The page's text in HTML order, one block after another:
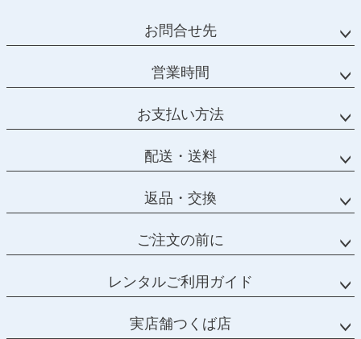
お問合せ先
営業時間
お支払い方法
配送・送料
返品・交換
ご注文の前に
レンタルご利用ガイド
実店舗つくば店